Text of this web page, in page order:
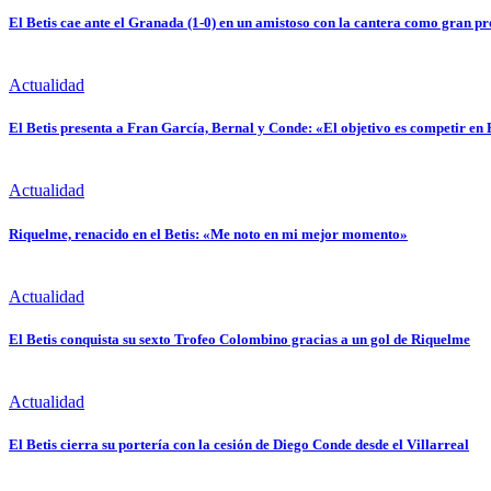
El Betis cae ante el Granada (1-0) en un amistoso con la cantera como gran
Actualidad
El Betis presenta a Fran García, Bernal y Conde: «El objetivo es competir en
Actualidad
Riquelme, renacido en el Betis: «Me noto en mi mejor momento»
Actualidad
El Betis conquista su sexto Trofeo Colombino gracias a un gol de Riquelme
Actualidad
El Betis cierra su portería con la cesión de Diego Conde desde el Villarreal